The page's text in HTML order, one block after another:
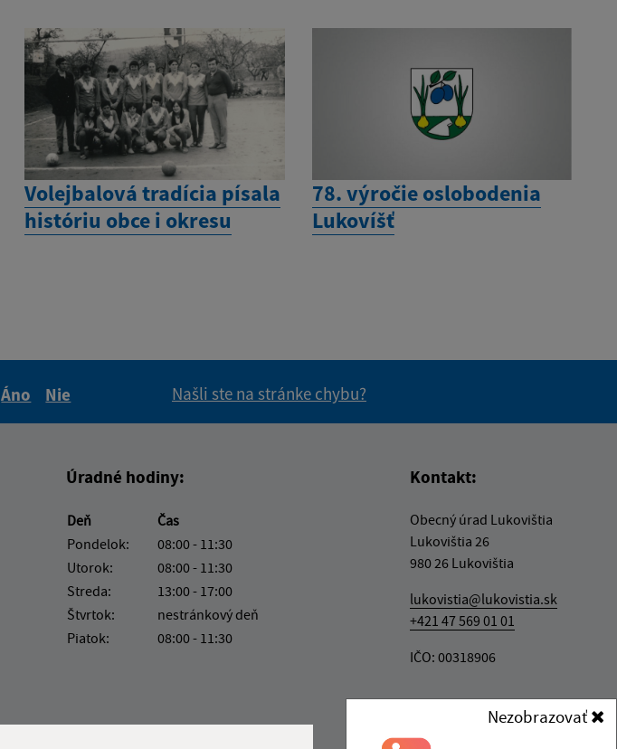
Nezobrazovať
Volejbalová tradícia písala
históriu obce i okresu
78. výročie oslobodenia
Lukovíšť
Áno
Nie
Našli ste na stránke chybu?
Úradné hodiny:
Deň
Čas
Pondelok:
08:00 - 11:30
Utorok:
08:00 - 11:30
Streda:
13:00 - 17:00
Štvrtok:
nestránkový deň
Piatok:
08:00 - 11:30
Kontakt:
Obecný úrad Lukovištia
Lukovištia 26
980 26 Lukovištia
lukovistia@lukovistia.sk
+421 47 569 01 01
IČO: 00318906